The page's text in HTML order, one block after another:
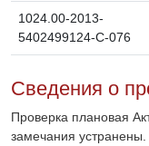
1024.00-2013-
5402499124-С-076
Сведения о
Проверка плановая
замечания устранены.